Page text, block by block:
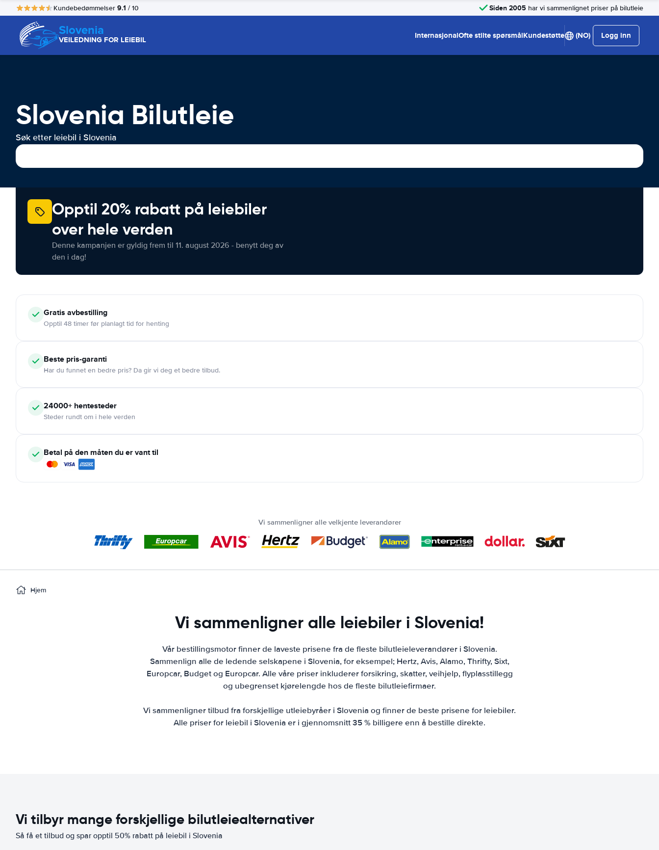
Kundebedømmelser 9.1 / 10 Siden 2005 har vi sammenlignet priser på bilutleie
Slovenia
VEILEDNING FOR LEIEBIL InternasjonalOfte stilte spørsmålKundestøtte (NO) Logg inn
Slovenia Bilutleie
Søk etter leiebil i Slovenia
Opptil 20% rabatt på leiebiler
over hele verden
Denne kampanjen er gyldig frem til 11. august 2026 - benytt deg av
den i dag!
Gratis avbestilling
Opptil 48 timer før planlagt tid for henting
Beste pris-garanti
Har du funnet en bedre pris? Da gir vi deg et bedre tilbud.
24000+ hentesteder
Steder rundt om i hele verden
Betal på den måten du er vant til
Vi sammenligner alle velkjente leverandører
Hjem
Vi sammenligner alle leiebiler i Slovenia!
Vår bestillingsmotor finner de laveste prisene fra de fleste bilutleieleverandører i Slovenia.
Sammenlign alle de ledende selskapene i Slovenia, for eksempel; Hertz, Avis, Alamo, Thrifty, Sixt,
Europcar, Budget og Europcar. Alle våre priser inkluderer forsikring, skatter, veihjelp, flyplasstillegg
og ubegrenset kjørelengde hos de fleste bilutleiefirmaer.
Vi sammenligner tilbud fra forskjellige utleiebyråer i Slovenia og finner de beste prisene for leiebiler.
Alle priser for leiebil i Slovenia er i gjennomsnitt 35 % billigere enn å bestille direkte.
Vi tilbyr mange forskjellige bilutleiealternativer
Så få et tilbud og spar opptil 50% rabatt på leiebil i Slovenia